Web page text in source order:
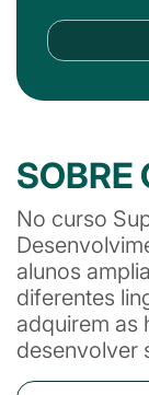
SOBRE
No curso
alunos
diferentes
adquirem as
desenvolver